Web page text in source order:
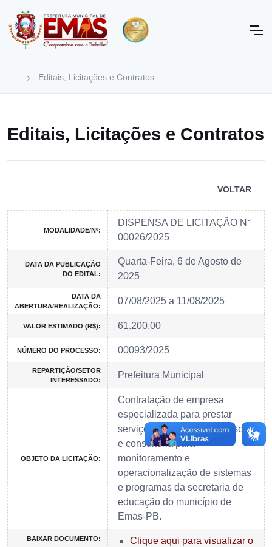
Editais, Licitações e Contratos
Editais, Licitações e Contratos
VOLTAR
MODALIDADE/Nº:
DISPENSA DE LICITAÇÃO N°
00026/2025
DATA DA PUBLICAÇÃO
DO EDITAL:
Quarta-Feira, 6 de Agosto de
2025
DATA DA
ABERTURA/REALIZAÇÃO:
07/08/2025 a 11/08/2025
VALOR ESTIMADO (R$): 61.200,00
NÚMERO DO PROCESSO: 00093/2025
REPARTIÇÃO/SETOR
INTERESSADO:
Prefeitura Municipal
OBJETO DA LICITAÇÃO:
Contratação de empresa
especializada para prestar
serviços técnicos de assessoria
e consultoria para
monitoramento e
operacionalização de sistemas
e programas da secretaria de
educação do município de
Emas-PB.
BAIXAR DOCUMENTO:
Clique aqui para visualizar o